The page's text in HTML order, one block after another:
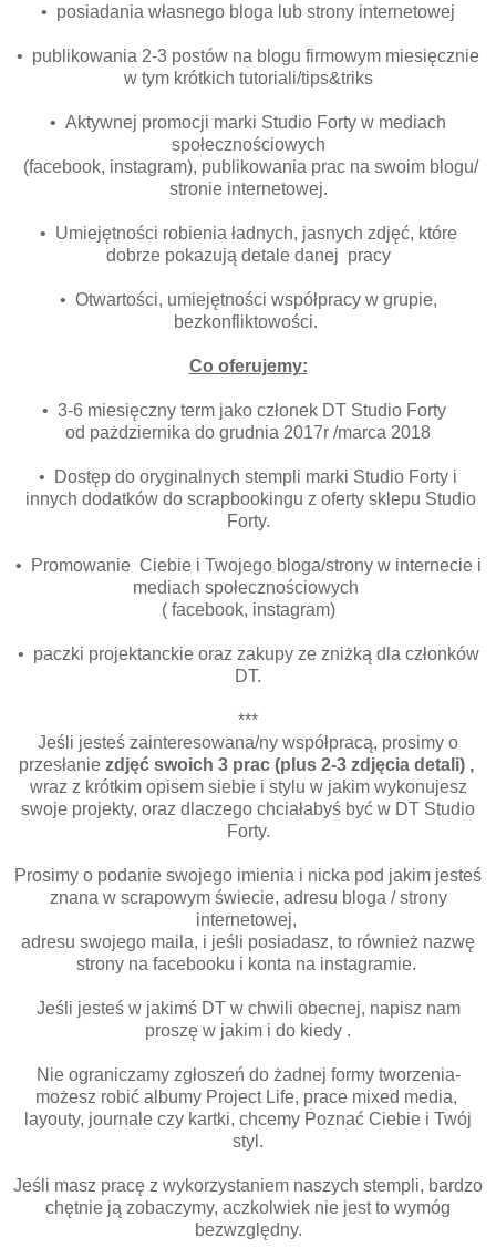
• posiadania własnego bloga lub strony internetowej
• publikowania 2-3 postów na blogu firmowym miesięcznie
w tym krótkich tutoriali/tips&triks
• Aktywnej promocji marki Studio Forty w mediach
społecznościowych
(facebook, instagram), publikowania prac na swoim blogu/
stronie internetowej.
• Umiejętności robienia ładnych, jasnych zdjęć, które
dobrze pokazują detale danej pracy
• Otwartości, umiejętności współpracy w grupie,
bezkonfliktowości.
Co oferujemy:
• 3-6 miesięczny term jako członek DT Studio Forty
od pażdziernika do grudnia 2017r /marca 2018
• Dostęp do oryginalnych stempli marki Studio Forty i
innych dodatków do scrapbookingu z oferty sklepu Studio
Forty.
• Promowanie Ciebie i Twojego bloga/strony w internecie i
mediach społecznościowych
( facebook, instagram)
• paczki projektanckie oraz zakupy ze zniżką dla członków
DT.
***
Jeśli jesteś zainteresowana/ny współpracą, prosimy o
przesłanie zdjęć swoich 3 prac (plus 2-3 zdjęcia detali) ,
wraz z krótkim opisem siebie i stylu w jakim wykonujesz
swoje projekty, oraz dlaczego chciałabyś być w DT Studio
Forty.
Prosimy o podanie swojego imienia i nicka pod jakim jesteś
znana w scrapowym świecie, adresu bloga / strony
internetowej,
adresu swojego maila, i jeśli posiadasz, to również nazwę
strony na facebooku i konta na instagramie.
Jeśli jesteś w jakimś DT w chwili obecnej, napisz nam
proszę w jakim i do kiedy .
Nie ograniczamy zgłoszeń do żadnej formy tworzenia-
możesz robić albumy Project Life, prace mixed media,
layouty, journale czy kartki, chcemy Poznać Ciebie i Twój
styl.
Jeśli masz pracę z wykorzystaniem naszych stempli, bardzo
chętnie ją zobaczymy, aczkolwiek nie jest to wymóg
bezwzględny.